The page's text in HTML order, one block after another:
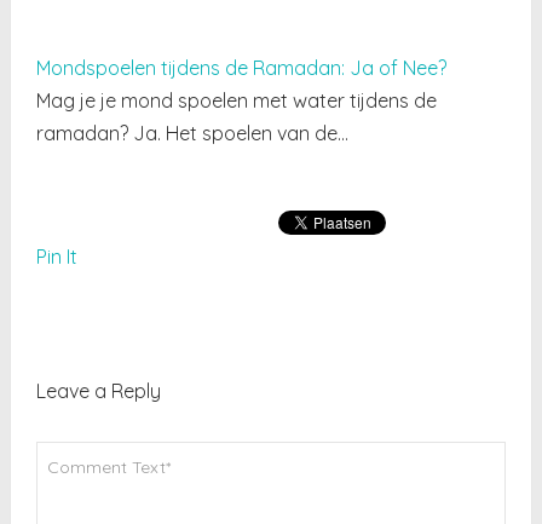
Mondspoelen tijdens de Ramadan: Ja of Nee?
Mag je je mond spoelen met water tijdens de
ramadan? Ja. Het spoelen van de…
Pin It
Leave a Reply